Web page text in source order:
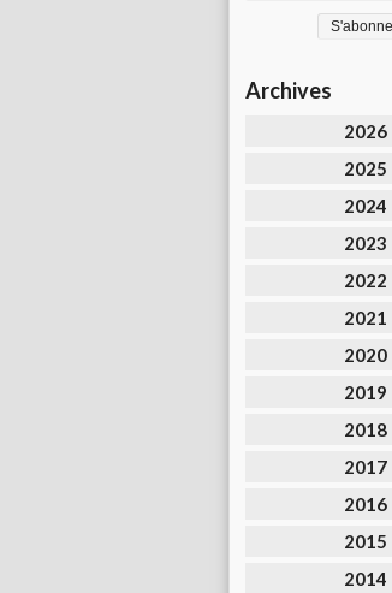
Archives
2026
2025
2024
2023
2022
2021
2020
2019
2018
2017
2016
2015
2014